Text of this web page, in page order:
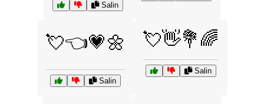
Salin
💘👈💗🌼
Salin
💘👋💐🌈
Salin